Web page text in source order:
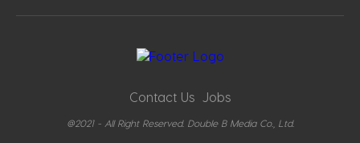
Contact Us Jobs
@2021 - All Right Reserved. Double B Media Co., Ltd.